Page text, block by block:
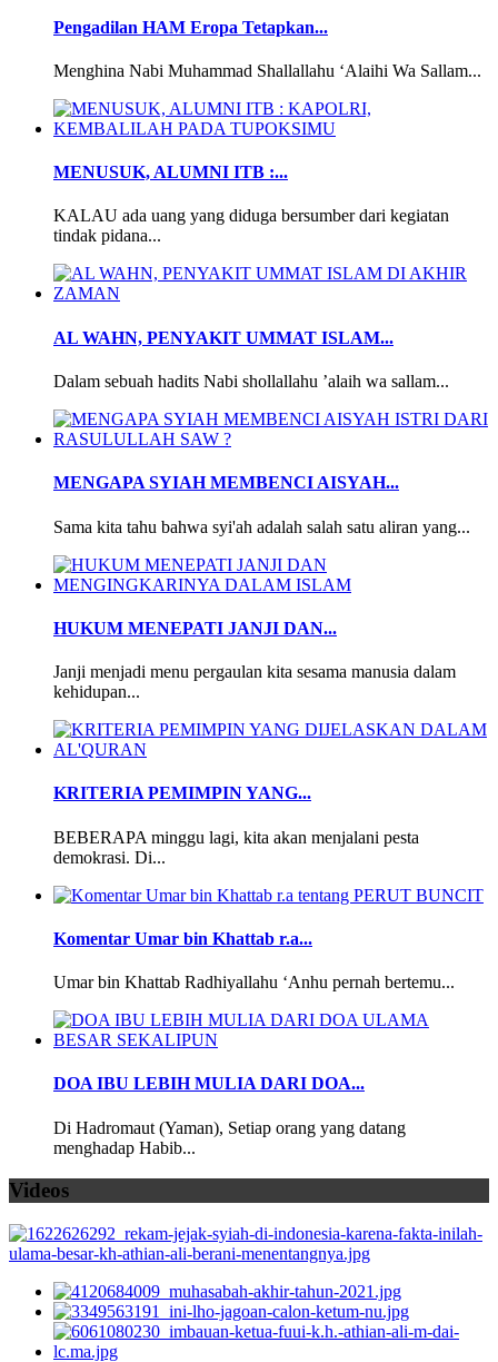
Pengadilan HAM Eropa Tetapkan...
Menghina Nabi Muhammad Shallallahu ‘Alaihi Wa Sallam...
MENUSUK, ALUMNI ITB :...
KALAU ada uang yang diduga bersumber dari kegiatan
tindak pidana...
AL WAHN, PENYAKIT UMMAT ISLAM...
Dalam sebuah hadits Nabi shollallahu ’alaih wa sallam...
MENGAPA SYIAH MEMBENCI AISYAH...
Sama kita tahu bahwa syi'ah adalah salah satu aliran yang...
HUKUM MENEPATI JANJI DAN...
Janji menjadi menu pergaulan kita sesama manusia dalam
kehidupan...
KRITERIA PEMIMPIN YANG...
BEBERAPA minggu lagi, kita akan menjalani pesta
demokrasi. Di...
Komentar Umar bin Khattab r.a...
Umar bin Khattab Radhiyallahu ‘Anhu pernah bertemu...
DOA IBU LEBIH MULIA DARI DOA...
Di Hadromaut (Yaman), Setiap orang yang datang
menghadap Habib...
Videos